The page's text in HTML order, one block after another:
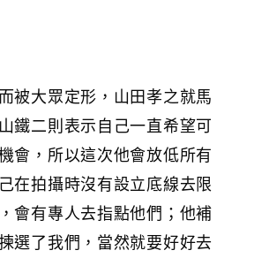
被大眾定形，山田孝之就馬
鐵二則表示自己一直希望可
會，所以這次他會放低所有
在拍攝時沒有設立底線去限
會有專人去指點他們；他補
選了我們，當然就要好好去